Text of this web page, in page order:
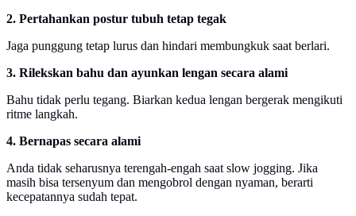
2. Pertahankan postur tubuh tetap tegak
Jaga punggung tetap lurus dan hindari membungkuk saat berlari.
3. Rilekskan bahu dan ayunkan lengan secara alami
Bahu tidak perlu tegang. Biarkan kedua lengan bergerak mengikuti
ritme langkah.
4. Bernapas secara alami
Anda tidak seharusnya terengah-engah saat slow jogging. Jika
masih bisa tersenyum dan mengobrol dengan nyaman, berarti
kecepatannya sudah tepat.